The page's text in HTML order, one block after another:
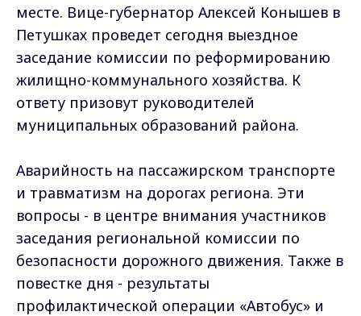
месте. Вице-губернатор Алексей Конышев в
Петушках проведет сегодня выездное
заседание комиссии по реформированию
жилищно-коммунального хозяйства. К
ответу призовут руководителей
муниципальных образований района.
Аварийность на пассажирском транспорте
и травматизм на дорогах региона. Эти
вопросы - в центре внимания участников
заседания региональной комиссии по
безопасности дорожного движения. Также в
повестке дня - результаты
профилактической операции «Автобус» и